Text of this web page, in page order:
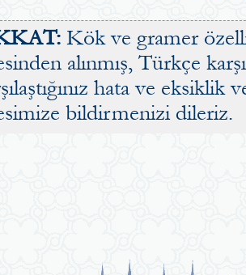
Kök ve gramer
alınmış, Türkçe
hata ve
bildirmenizi dileriz.